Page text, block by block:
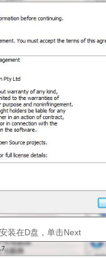
装在D盘，单击Next